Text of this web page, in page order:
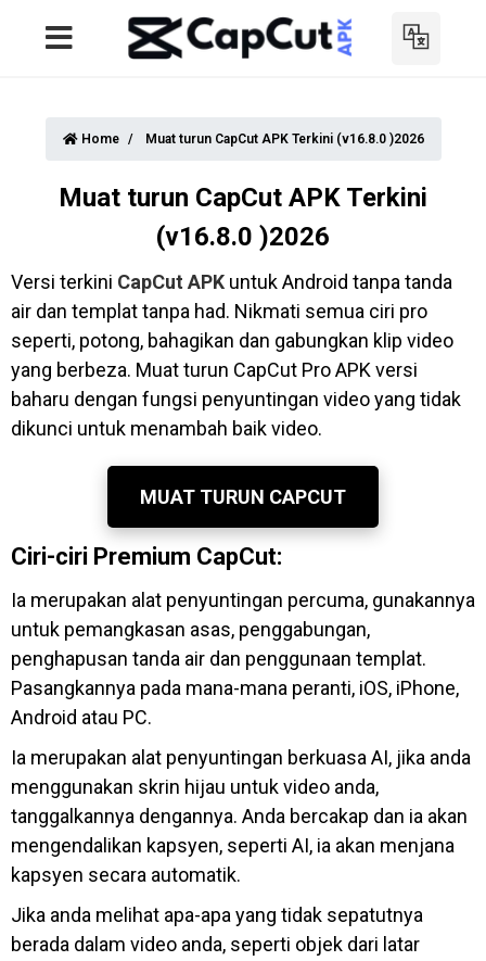
Home Muat turun CapCut APK Terkini (v16.8.0 )2026
Muat turun CapCut APK Terkini
(v16.8.0 )2026
Versi terkini CapCut APK untuk Android tanpa tanda
air dan templat tanpa had. Nikmati semua ciri pro
seperti, potong, bahagikan dan gabungkan klip video
yang berbeza. Muat turun CapCut Pro APK versi
baharu dengan fungsi penyuntingan video yang tidak
dikunci untuk menambah baik video.
MUAT TURUN CAPCUT
Ciri-ciri Premium CapCut:
Ia merupakan alat penyuntingan percuma, gunakannya
untuk pemangkasan asas, penggabungan,
penghapusan tanda air dan penggunaan templat.
Pasangkannya pada mana-mana peranti, iOS, iPhone,
Android atau PC.
Ia merupakan alat penyuntingan berkuasa AI, jika anda
menggunakan skrin hijau untuk video anda,
tanggalkannya dengannya. Anda bercakap dan ia akan
mengendalikan kapsyen, seperti AI, ia akan menjana
kapsyen secara automatik.
Jika anda melihat apa-apa yang tidak sepatutnya
berada dalam video anda, seperti objek dari latar